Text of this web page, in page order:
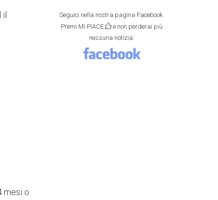
mesi o
Seguici nella nostra pagina Facebook.
Premi MI PIACE
e non perderai più
nessuna notizia.